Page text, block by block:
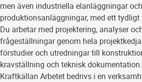
men även industriella elanläggningar och
produktionsanläggningar, med ett tydligt
Du arbetar med projektering, analyser
frågeställningar genom hela
förstudier och utredningar till
kravställning och teknisk
Kraftkällan Arbetet bedrivs i en